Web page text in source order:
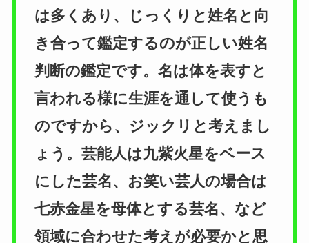
は多くあり、じっくりと姓名と向
き合って鑑定するのが正しい姓名
判断の鑑定です。名は体を表すと
言われる様に生涯を通して使うも
のですから、ジックリと考えまし
ょう。芸能人は九紫火星をベース
にした芸名、お笑い芸人の場合は
七赤金星を母体とする芸名、など
領域に合わせた考えが必要かと思